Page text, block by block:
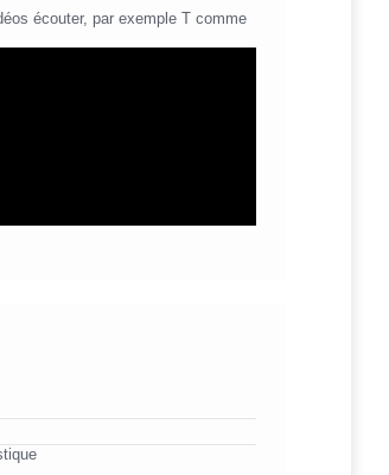
écouter, par exemple T comme